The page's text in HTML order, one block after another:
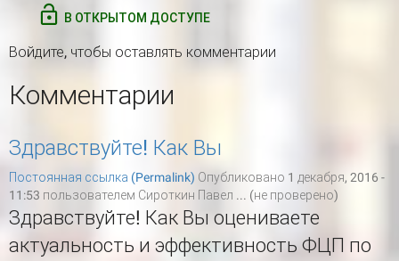
В ОТКРЫТОМ ДОСТУПЕ
Войдите, чтобы оставлять комментарии
Комментарии
Здравствуйте! Как Вы
Постоянная ссылка (Permalink) Опубликовано 1 декабря, 2016 -
11:53 пользователем Сироткин Павел ... (не проверено)
Здравствуйте! Как Вы оцениваете
актуальность и эффективность ФЦП по